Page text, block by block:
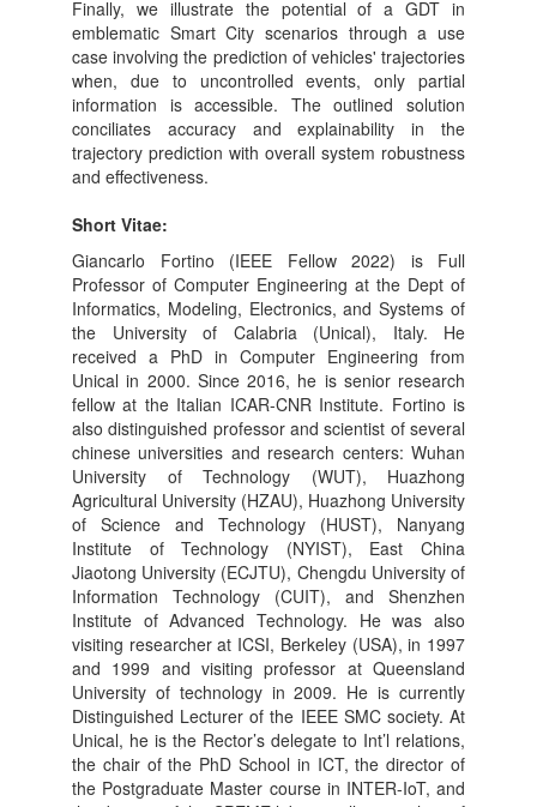
Finally, we illustrate the potential of a GDT in
emblematic Smart City scenarios through a use
case involving the prediction of vehicles' trajectories
when, due to uncontrolled events, only partial
information is accessible. The outlined solution
conciliates accuracy and explainability in the
trajectory prediction with overall system robustness
and effectiveness.
Short Vitae:
Giancarlo Fortino (IEEE Fellow 2022) is Full
Professor of Computer Engineering at the Dept of
Informatics, Modeling, Electronics, and Systems of
the University of Calabria (Unical), Italy. He
received a PhD in Computer Engineering from
Unical in 2000. Since 2016, he is senior research
fellow at the Italian ICAR-CNR Institute. Fortino is
also distinguished professor and scientist of several
chinese universities and research centers: Wuhan
University of Technology (WUT), Huazhong
Agricultural University (HZAU), Huazhong University
of Science and Technology (HUST), Nanyang
Institute of Technology (NYIST), East China
Jiaotong University (ECJTU), Chengdu University of
Information Technology (CUIT), and Shenzhen
Institute of Advanced Technology. He was also
visiting researcher at ICSI, Berkeley (USA), in 1997
and 1999 and visiting professor at Queensland
University of technology in 2009. He is currently
Distinguished Lecturer of the IEEE SMC society. At
Unical, he is the Rector’s delegate to Int’l relations,
the chair of the PhD School in ICT, the director of
the Postgraduate Master course in INTER-IoT, and